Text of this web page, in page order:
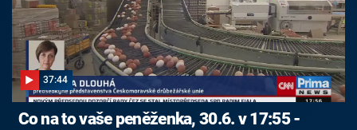
37:44
Co na to vaše peněženka, 30.6. v 17:55 -